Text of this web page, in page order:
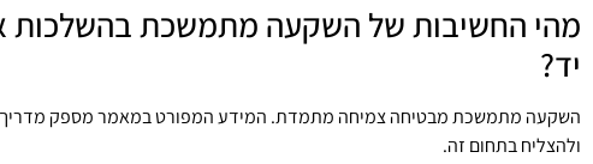
מהי החשיבות של השקעה מתמשכת בהשלכות
יד?
השקעה מתמשכת מבטיחה צמיחה מתמדת. המידע המפורט במאמר מספק מדריך
ולהצליח בתחום זה.